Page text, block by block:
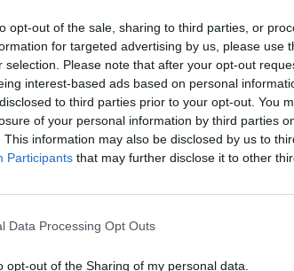
opt-out of the sale, sharing to third parties, or
for targeted advertising by us, please use
selection. Please note that after your opt-out
interest-based ads based on personal
to third parties prior to your opt-out. You
of your personal information by third parties
This information may also be disclosed by us to
Participants that may further disclose it to other
Data Processing Opt Outs
opt-out of the Sharing of my personal data.